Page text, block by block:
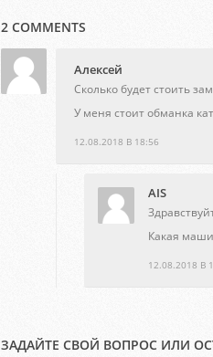
2 COMMENTS
Алексей
12.08.2018 В 18:56
Сколько будет стоить
У меня стоит обманка
AIS
12.08.2018 В
Какая
ЗАДАЙТЕ СВОЙ ВОПРОС ИЛИ